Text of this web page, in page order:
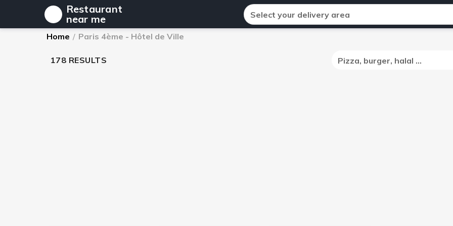
Restaurant
near me
Select your delivery area
Home / Paris 4ème - Hôtel de Ville
178 RESULTS Pizza, burger, halal ...